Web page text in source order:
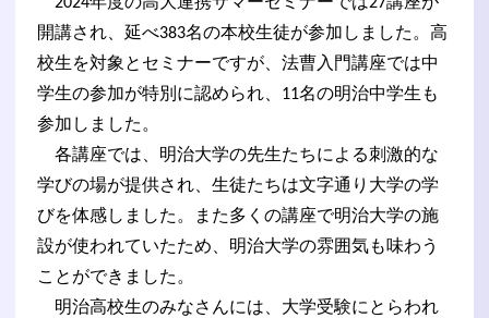
開講され、延べ383名の本校生徒が参加しました。高
校生を対象とセミナーですが、法曹入門講座では中
学生の参加が特別に認められ、11名の明治中学生も
参加しました。
各講座では、明治大学の先生たちによる刺激的な
学びの場が提供され、生徒たちは文字通り大学の学
びを体感しました。また多くの講座で明治大学の施
設が使われていたため、明治大学の雰囲気も味わう
ことができました。
明治高校生のみなさんには、大学受験にとらわれ